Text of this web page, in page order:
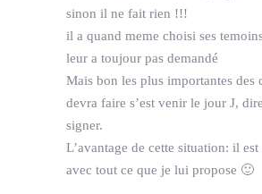
sinon il ne fait rien !!!
il a quand meme choisi ses
leur a toujour pas demandé
Mais bon les plus importantes des
devra faire s’est venir le jour J,
signer.
L’avantage de cette situation: il est
avec tout ce que je lui propose 🙂